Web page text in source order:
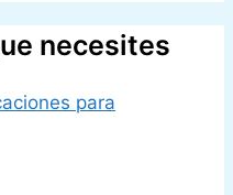
necesites
para